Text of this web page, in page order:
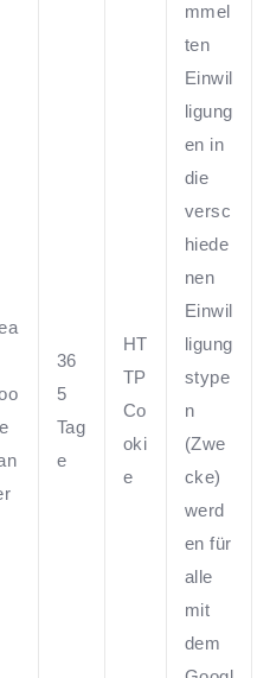
36
5
Tag
e
HT
TP
Co
oki
e
mmel
ten
Einwil
ligung
en in
die
versc
hiede
nen
Einwil
ligung
stype
n
(Zwe
cke)
werd
en für
alle
mit
dem